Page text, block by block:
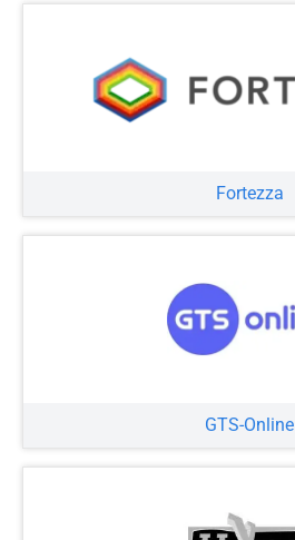
Fortezza
GTS-Online